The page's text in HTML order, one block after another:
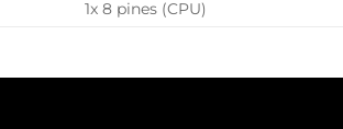
1x 8 pines (CPU)